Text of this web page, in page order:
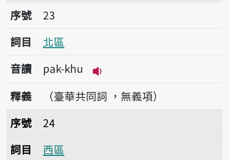
序號23北區
序號
23
詞目
北區
音讀
pak-khu
播放音讀pak-khu
釋義
（臺華共同詞 ，無義項）
序號24西區
序號
24
詞目
西區